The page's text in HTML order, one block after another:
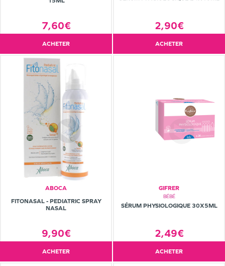
7,60€
ACHETER
2,90€
ACHETER
ABOCA
FITONASAL - PEDIATRIC SPRAY
NASAL
9,90€
ACHETER
GIFRER
BÉBÉ
SÉRUM PHYSIOLOGIQUE 30X5ML
2,49€
ACHETER